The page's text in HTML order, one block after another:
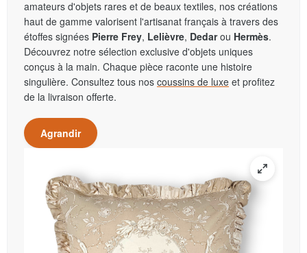
amateurs d'objets rares et de beaux textiles, nos créations
haut de gamme valorisent l'artisanat français à travers des
étoffes signées Pierre Frey, Lelièvre, Dedarou Hermès.
Découvrez notre sélection exclusive d'objets uniques
conçus à la main. Chaque pièce raconte une histoire
singulière. Consultez tous nos coussins de luxe et profitez
de la livraison offerte.
Agrandir